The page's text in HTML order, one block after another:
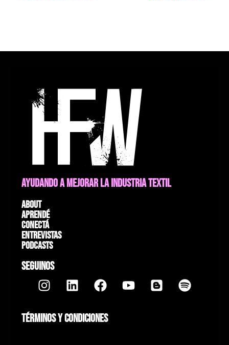
AYUDANDO A MEJORAR LA INDUSTRIA TEXTIL
About
Aprendé
Conectá
Entrevistas
Podcasts
SEGUINOS
TÉRMINOS Y CONDICIONES